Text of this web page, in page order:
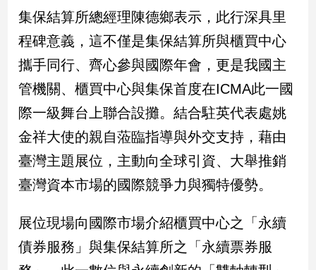
專
區
南
台
觀
點
南
灣
觀
點
集保結算所總經理陳德鄉表示，此行深具里
程碑意義，這不僅是集保結算所與櫃買中心
攜手同行、齊心參與國際年會，更是我國主
管機關、櫃買中心與集保首度在ICMA此一國
際一級舞台上聯合設攤。結合駐英代表處姚
金祥大使的親自蒞臨指導與外交支持，藉由
臺灣主題展位，主動向全球引資、大舉推銷
臺灣資本市場的國際競爭力與獨特優勢。
展位現場向國際市場介紹櫃買中心之「永續
債券服務」與集保結算所之「永續票券服